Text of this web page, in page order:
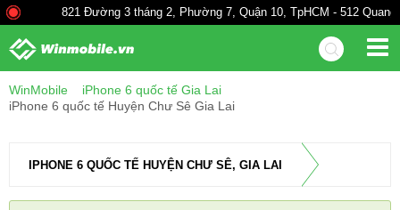
821 Đường 3 tháng 2, Phường 7, Quận 10, TpHCM - 512
WinMobile
iPhone 6 quốc tế Gia Lai
iPhone 6 quốc tế Huyện Chư Sê Gia Lai
IPHONE 6 QUỐC TẾ HUYỆN CHƯ SÊ, GIA LAI